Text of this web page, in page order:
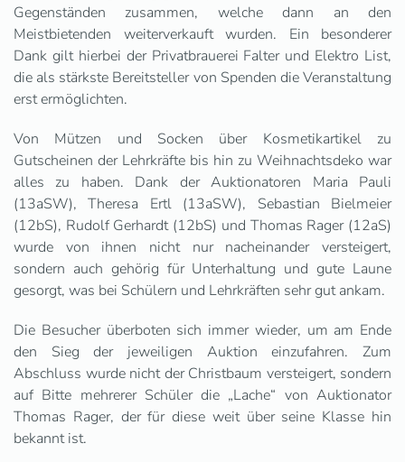
Gegenständen zusammen, welche dann an den
Meistbietenden weiterverkauft wurden. Ein besonderer
Dank gilt hierbei der Privatbrauerei Falter und Elektro List,
die als stärkste Bereitsteller von Spenden die Veranstaltung
erst ermöglichten.
Von Mützen und Socken über Kosmetikartikel zu
Gutscheinen der Lehrkräfte bis hin zu Weihnachtsdeko war
alles zu haben. Dank der Auktionatoren Maria Pauli
(13aSW), Theresa Ertl (13aSW), Sebastian Bielmeier
(12bS), Rudolf Gerhardt (12bS) und Thomas Rager (12aS)
wurde von ihnen nicht nur nacheinander versteigert,
sondern auch gehörig für Unterhaltung und gute Laune
gesorgt, was bei Schülern und Lehrkräften sehr gut ankam.
Die Besucher überboten sich immer wieder, um am Ende
den Sieg der jeweiligen Auktion einzufahren. Zum
Abschluss wurde nicht der Christbaum versteigert, sondern
auf Bitte mehrerer Schüler die „Lache“ von Auktionator
Thomas Rager, der für diese weit über seine Klasse hin
bekannt ist.